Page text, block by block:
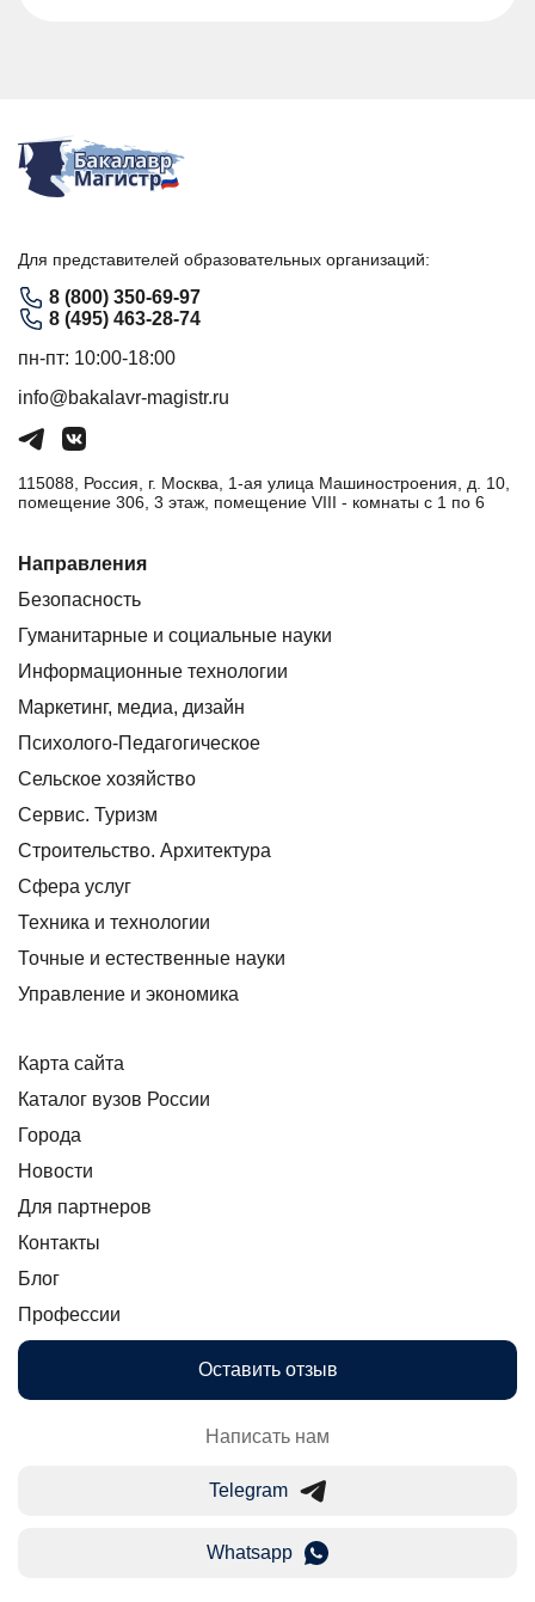
Для представителей образовательных организаций:
8 (800) 350-69-97
8 (495) 463-28-74
пн-пт: 10:00-18:00
info@bakalavr-magistr.ru
115088, Россия, г. Москва, 1-ая улица Машиностроения, д. 10,
помещение 306, 3 этаж, помещение VIII - комнаты с 1 по 6
Направления
Безопасность
Гуманитарные и социальные науки
Информационные технологии
Маркетинг, медиа, дизайн
Психолого-Педагогическое
Сельское хозяйство
Сервис. Туризм
Строительство. Архитектура
Сфера услуг
Техника и технологии
Точные и естественные науки
Управление и экономика
Карта сайта
Каталог вузов России
Города
Новости
Для партнеров
Контакты
Блог
Профессии
Оставить отзыв
Написать нам
Telegram
Whatsapp